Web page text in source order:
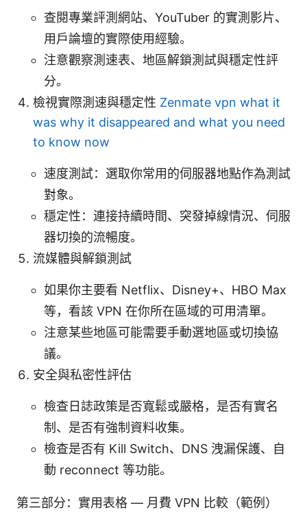
查閱專業評測網站、YouTuber 的實測影片、
用戶論壇的實際使用經驗。
注意觀察測速表、地區解鎖測試與穩定性評
分。
檢視實際測速與穩定性 Zenmate vpn what it
was why it disappeared and what you need
to know now
速度測試：選取你常用的伺服器地點作為測試
對象。
穩定性：連接持續時間、突發掉線情況、伺服
器切換的流暢度。
流媒體與解鎖測試
如果你主要看 Netflix、Disney+、HBO Max
等，看該 VPN 在你所在區域的可用清單。
注意某些地區可能需要手動選地區或切換協
議。
安全與私密性評估
檢查日誌政策是否寬鬆或嚴格，是否有實名
制、是否有強制資料收集。
檢查是否有 Kill Switch、DNS 洩漏保護、自
動 reconnect 等功能。
第三部分：實用表格 — 月費 VPN 比較（範例）